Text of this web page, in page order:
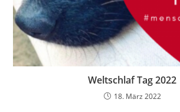
Weltschlaf Tag 2022
18. März 2022